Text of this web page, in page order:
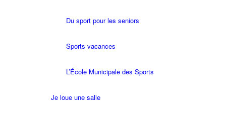
Du sport pour les seniors
Sports vacances
L’École Municipale des Sports
Je loue une salle